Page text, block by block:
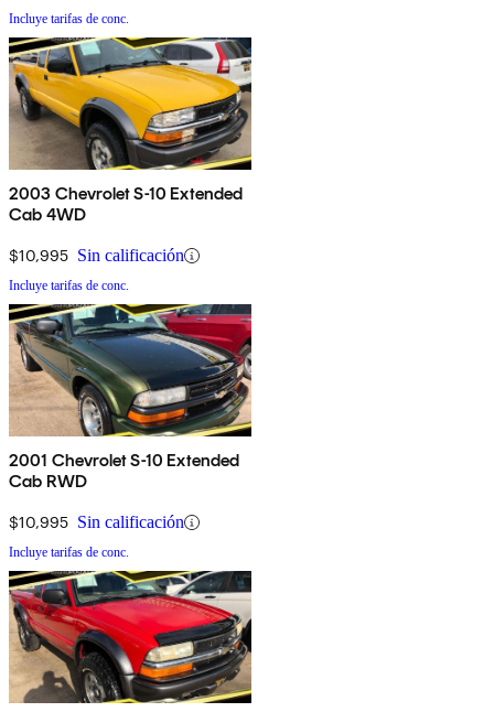
Incluye tarifas de conc.
2003 Chevrolet S-10 Extended
Cab 4WD
$10,995 Sin calificación
Incluye tarifas de conc.
2001 Chevrolet S-10 Extended
Cab RWD
$10,995 Sin calificación
Incluye tarifas de conc.